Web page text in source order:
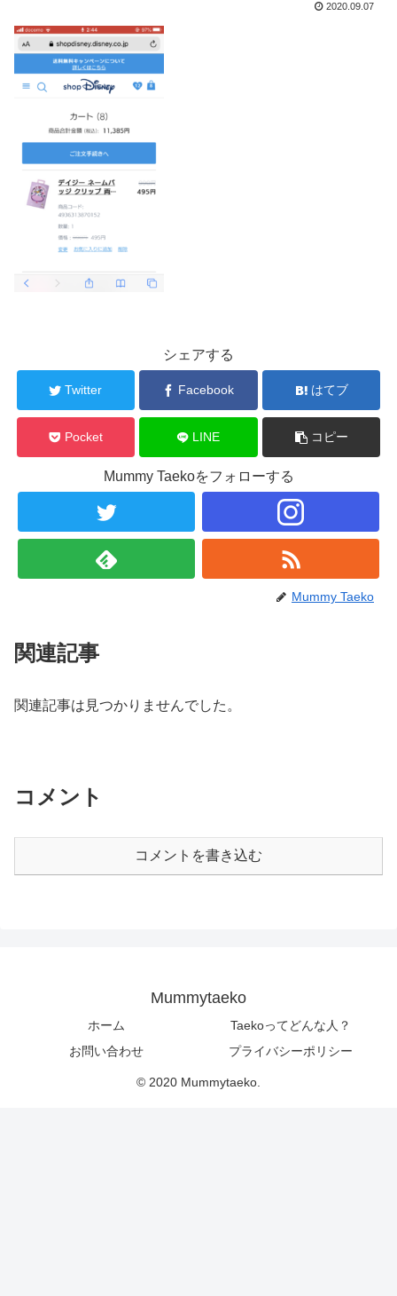
2020.09.07
シェアする
Twitter Facebook はてブ
Pocket LINE コピー
Mummy Taekoをフォローする
Mummy Taeko
関連記事
関連記事は見つかりませんでした。
コメント
コメントを書き込む
Mummytaeko
ホーム
Taekoってどんな人？
お問い合わせ
プライバシーポリシー
© 2020 Mummytaeko.